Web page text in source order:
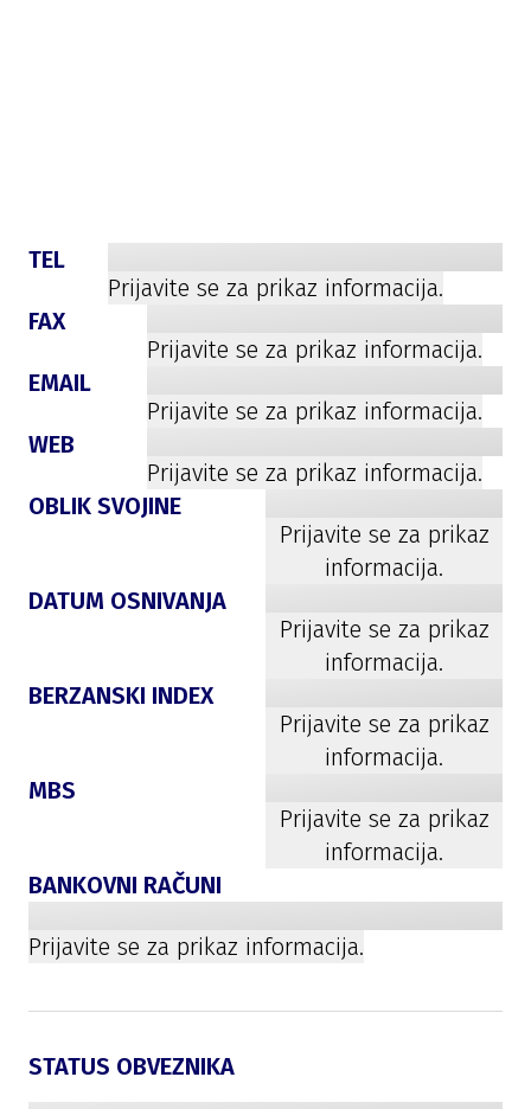
TEL
Prijavite se za prikaz informacija.
FAX
Prijavite se za prikaz informacija.
EMAIL
Prijavite se za prikaz informacija.
WEB
Prijavite se za prikaz informacija.
OBLIK SVOJINE
Prijavite se za prikaz
informacija.
DATUM OSNIVANJA
Prijavite se za prikaz
informacija.
BERZANSKI INDEX
Prijavite se za prikaz
informacija.
MBS
Prijavite se za prikaz
informacija.
BANKOVNI RAČUNI
Prijavite se za prikaz informacija.
STATUS OBVEZNIKA